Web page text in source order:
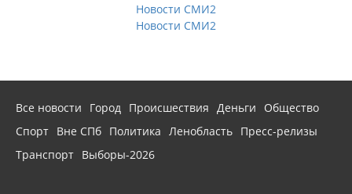
Новости СМИ2
Новости СМИ2
Все новости Город Происшествия Деньги
Общество
Спорт Вне СПб Политика Ленобласть Пресс-релизы
Транспорт Выборы-2026